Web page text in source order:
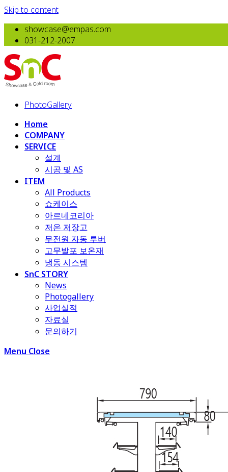
Skip to content
showcase@empas.com
031-212-2007
PhotoGallery
Home
COMPANY
SERVICE
설계
시공 및 AS
ITEM
All Products
​쇼케이스
아르네코리아
저온 저장고
무전원 자동 루버
고무발포 보온재
냉동 시스템
SnC STORY
News
Photogallery
사업실적
자료실
문의하기
Menu Close